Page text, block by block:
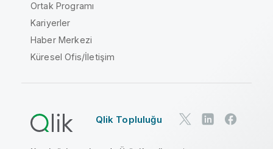
Ortak Programı
Kariyerler
Haber Merkezi
Küresel Ofis/İletişim
Qlik Topluluğu